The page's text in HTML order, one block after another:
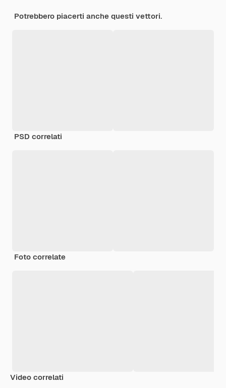
Potrebbero piacerti anche questi vettori.
PSD correlati
Foto correlate
Video correlati